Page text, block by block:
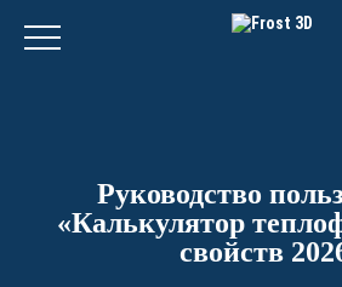
Руководство
«Калькулятор
свойств